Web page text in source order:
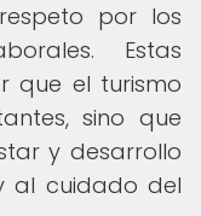
por los
Estas
que el turismo
sino que
y desarrollo
al cuidado del